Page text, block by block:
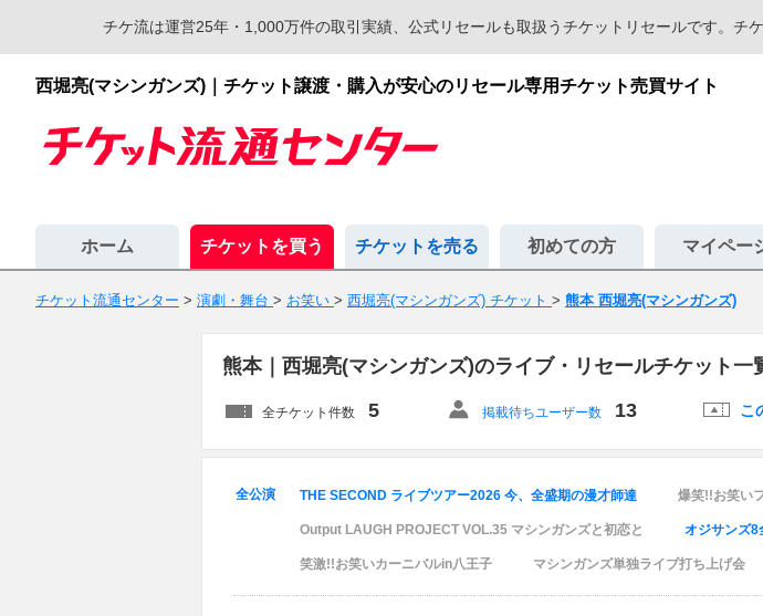
チケ流は運営25年・1,000万件の取引実績、公式リセールも取扱うチケットリセールです。チ
西堀亮(マシンガンズ)｜チケット譲渡・購入が安心のリセール専用チケット売買サイト
ホーム チケットを買う チケットを売る 初めての方 マイペー
チケット流通センター > 演劇・舞台 > お笑い > 西堀亮(マシンガンズ) チケット > 熊本 西堀亮(マシンガンズ)
熊本｜西堀亮(マシンガンズ)のライブ・リセールチケット一
全チケット件数 5 掲載待ちユーザー数 13 こ
全公演 THE SECOND ライブツアー2026 今、全盛期の漫才師達 爆笑!!お笑い
Output LAUGH PROJECT VOL.35 マシンガンズと初恋と オジサンズ8
笑激!!お笑いカーニバルin八王子 マシンガンズ単独ライブ打ち上げ会